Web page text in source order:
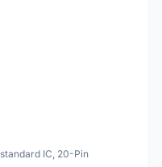
IC, 20-Pin